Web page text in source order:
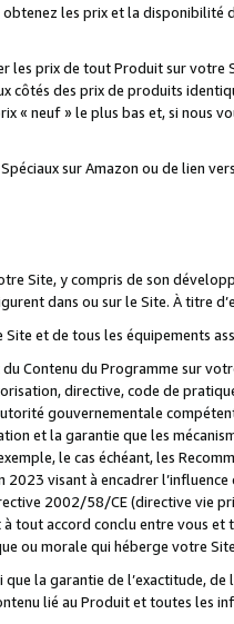
les prix et la disponibilité
les prix de tout Produit sur
côtés des prix de produits
« neuf » le plus bas et, si nous
sur Amazon ou de lien
Site, y compris de son
dans ou sur le Site. À titre
et de tous les équipements
du Contenu du Programme sur
directive, code de
gouvernementale
et la garantie que les
le cas échéant, les
visant à encadrer
2002/58/CE (directive vie
à tout accord conclu entre vous
ou morale qui héberge votre
la garantie de l’exactitude,
lié au Produit et toutes les